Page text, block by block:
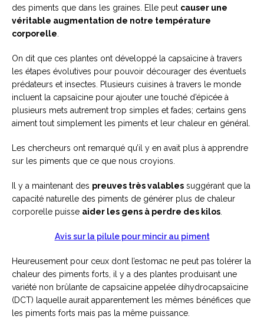
des piments que dans les graines. Elle peut causer une
véritable augmentation de notre température
corporelle
On dit que ces plantes ont développé la capsaïcine à travers
les étapes évolutives pour pouvoir décourager des éventuels
prédateurs et insectes. Plusieurs cuisines à travers le monde
incluent la capsaïcine pour ajouter une touché d’épicée à
plusieurs mets autrement trop simples et fades; certains gens
aiment tout simplement les piments et leur chaleur en général.
Les chercheurs ont remarqué qu’il y en avait plus à apprendre
sur les piments que ce que nous croyions.
Il y a maintenant des preuves très valables suggérant que la
capacité naturelle des piments de générer plus de chaleur
corporelle puisse aider les gens à perdre des kilos
Avis sur la pilule pour mincir au piment
Heureusement pour ceux dont l’estomac ne peut pas tolérer la
chaleur des piments forts, il y a des plantes produisant une
variété non brûlante de capsaïcine appelée dihydrocapsaïcine
(DCT) laquelle aurait apparentement les mêmes bénéfices que
les piments forts mais pas la même puissance.